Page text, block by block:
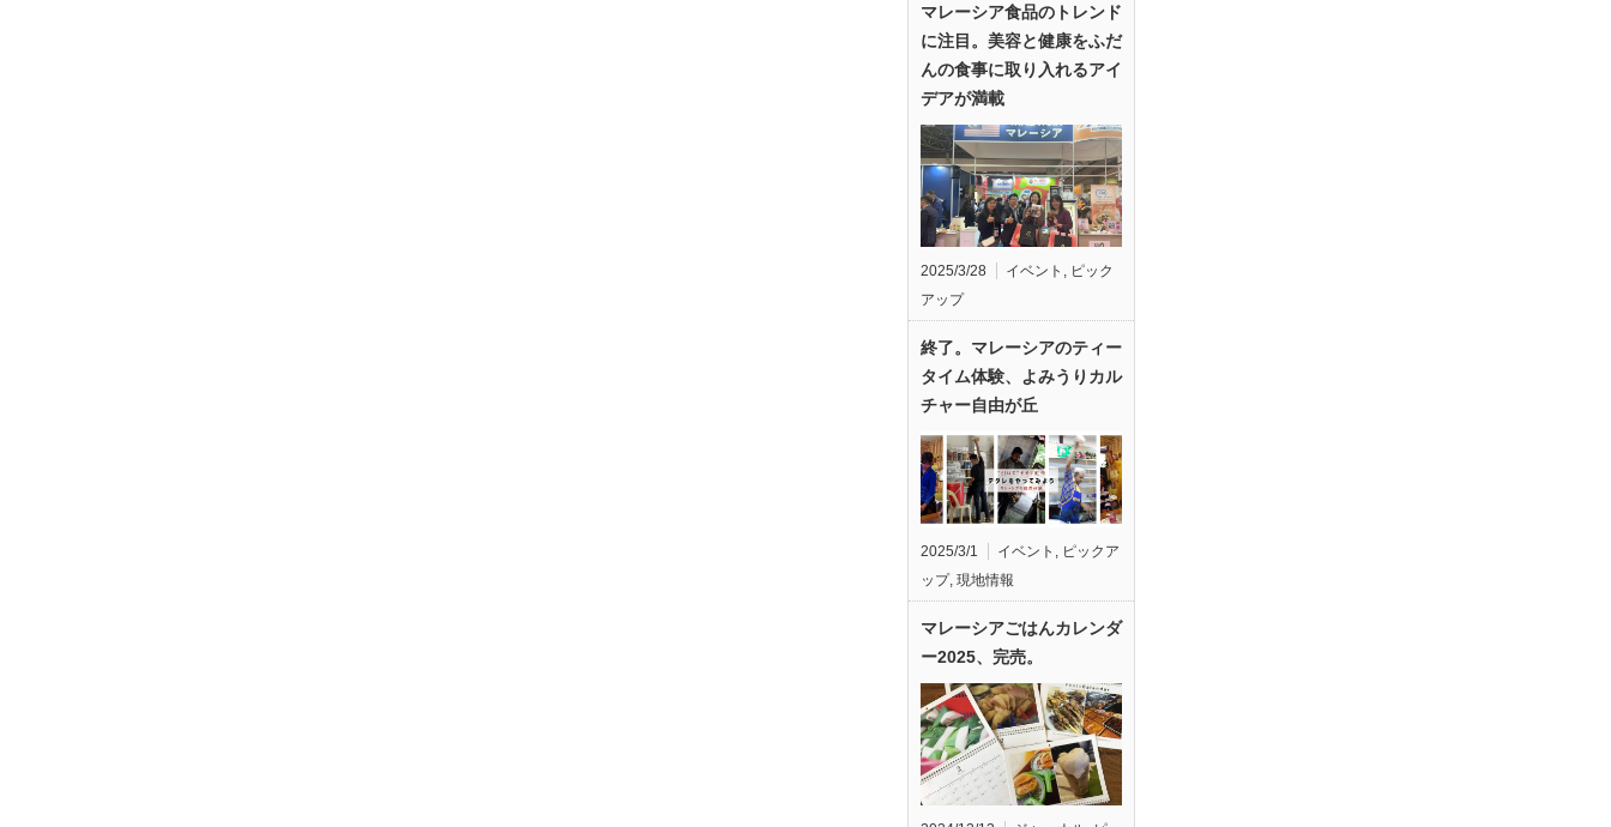
マレーシア食品のトレンド
に注目。美容と健康をふだ
んの食事に取り入れるアイ
デアが満載
2025/3/28 イベント
ピック
アップ
終了。マレーシアのティー
タイム体験、よみうりカル
チャー自由が丘
2025/3/1 イベント , ピックア
ップ, 現地情報
マレーシアごはんカレンダ
ー2025、完売。